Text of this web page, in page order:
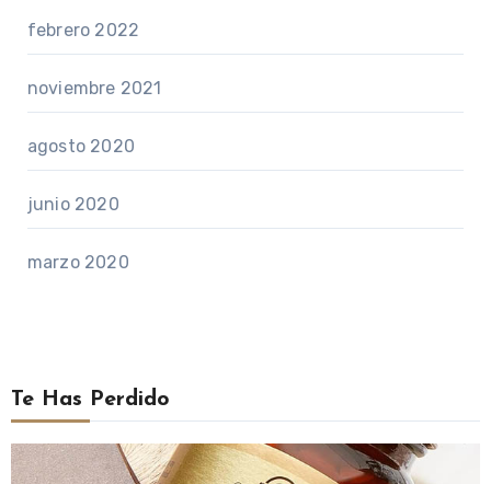
febrero 2022
noviembre 2021
agosto 2020
junio 2020
marzo 2020
Te Has Perdido